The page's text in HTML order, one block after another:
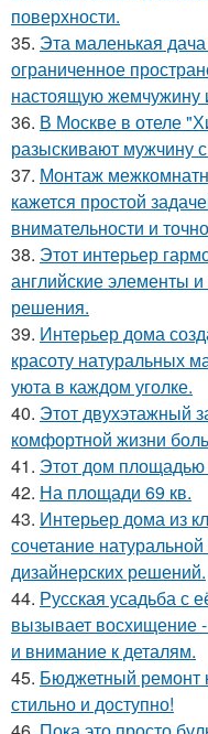
поверхности.
35. Эта маленькая
ограниченное
настоящую жемчужину
36. В Москве в отеле
разыскивают мужчину
37. Монтаж
кажется простой
внимательности и
38. Этот интерьер
английские элементы
решения.
39. Интерьер дома
красоту натуральных
уюта в каждом уголке.
40. Этот двухэтажный
комфортной жизни
41. Этот дом площадью
42. На площади 69 кв.
43. Интерьер дома из
сочетание
дизайнерских решений.
44. Русская усадьба с
вызывает восхищение -
и внимание к деталям.
45. Бюджетный ремонт
стильно и доступно!